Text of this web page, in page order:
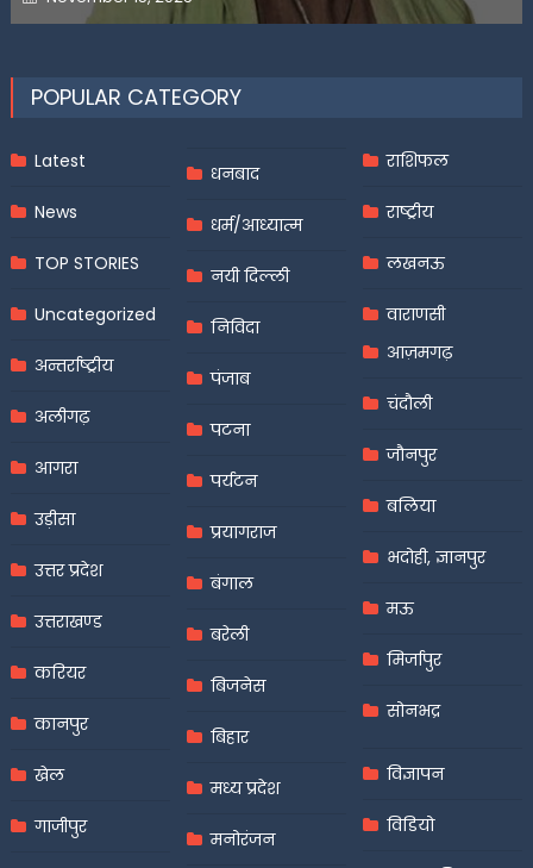
on
POPULAR CATEGORY
Latest
News
TOP STORIES
Uncategorized
अन्तर्राष्ट्रीय
अलीगढ़
आगरा
उड़ीसा
उत्तर प्रदेश
उत्तराखण्ड
करियर
कानपुर
खेल
गाजीपुर
धनबाद
धर्म/आध्यात्म
नयी दिल्ली
निविदा
पंजाब
पटना
पर्यटन
प्रयागराज
बंगाल
बरेली
बिजनेस
बिहार
मध्य प्रदेश
मनोरंजन
राशिफल
राष्ट्रीय
लखनऊ
वाराणसी
आज़मगढ़
चंदौली
जौनपुर
बलिया
भदोही, ज्ञानपुर
मऊ
मिर्जापुर
सोनभद्र
विज्ञापन
विडियो